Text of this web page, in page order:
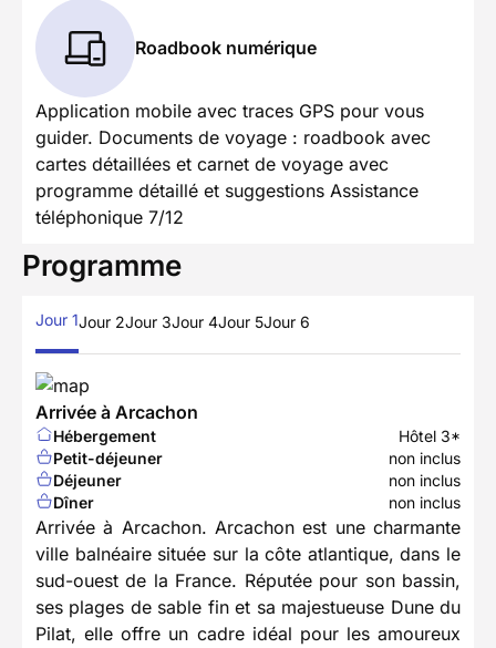
Roadbook numérique
Application mobile avec traces GPS pour vous
guider. Documents de voyage : roadbook avec
cartes détaillées et carnet de voyage avec
programme détaillé et suggestions Assistance
téléphonique 7/12
Programme
Jour 1Jour 2Jour 3Jour 4Jour 5Jour 6
Arrivée à Arcachon
Hébergement
Hôtel 3*
Petit-déjeuner
non inclus
Déjeuner
non inclus
Dîner
non inclus
Arrivée à Arcachon. Arcachon est une charmante
ville balnéaire située sur la côte atlantique, dans le
sud-ouest de la France. Réputée pour son bassin,
ses plages de sable fin et sa majestueuse Dune du
Pilat, elle offre un cadre idéal pour les amoureux